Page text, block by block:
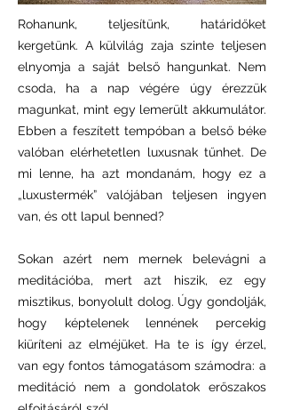
Rohanunk, teljesítünk, határidőket
kergetünk. A külvilág zaja szinte teljesen
elnyomja a saját belső hangunkat. Nem
csoda, ha a nap végére úgy érezzük
magunkat, mint egy lemerült akkumulátor.
Ebben a feszített tempóban a belső béke
valóban elérhetetlen luxusnak tűnhet. De
mi lenne, ha azt mondanám, hogy ez a
„luxustermék” valójában teljesen ingyen
van, és ott lapul benned?
Sokan azért nem mernek belevágni a
meditációba, mert azt hiszik, ez egy
misztikus, bonyolult dolog. Úgy gondolják,
hogy képtelenek lennének percekig
kiüríteni az elméjüket. Ha te is így érzel,
van egy fontos támogatásom számodra: a
meditáció nem a gondolatok erőszakos